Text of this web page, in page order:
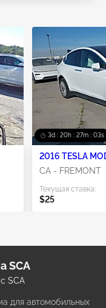
3d : 20h : 27m : 03s
2016 TESLA
CA - FREMONT
Текущая ставка:
$25
SCA
SCA
для автомобильных